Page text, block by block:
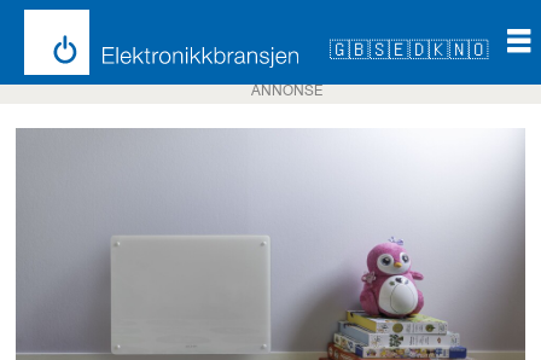
🇬🇧🇸🇪🇩🇰🇳🇴
ANNONSE